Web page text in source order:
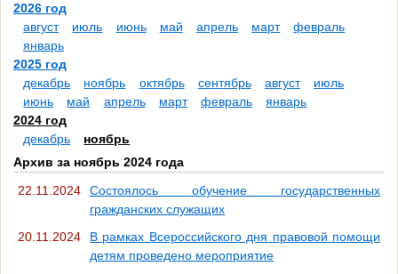
2026 год
август
июль июнь май апрель март
февраль
январь
2025 год
декабрь
ноябрь октябрь сентябрь август
июль
июнь
май апрель март февраль
январь
2024 год
декабрь
ноябрь
Архив за ноябрь 2024 года
22.11.2024
Состоялось обучение государственных
гражданских служащих
20.11.2024
В рамках Всероссийского дня правовой помощи
детям проведено мероприятие